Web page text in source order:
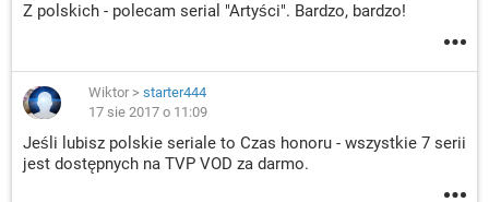
Z polskich - polecam serial "Artyści". Bardzo, bardzo!
Wiktor > starter444
17 sie 2017 o 11:09
Jeśli lubisz polskie seriale to Czas honoru - wszystkie 7 serii
jest dostępnych na TVP VOD za darmo.